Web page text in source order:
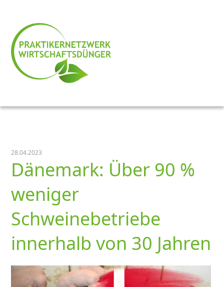
28.04.2023
Dänemark: Über 90 %
weniger
Schweinebetriebe
innerhalb von 30 Jahren